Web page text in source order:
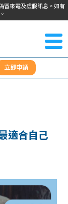
冒來電及虛假訊息。如有
們
＋
立即申請
適合自己